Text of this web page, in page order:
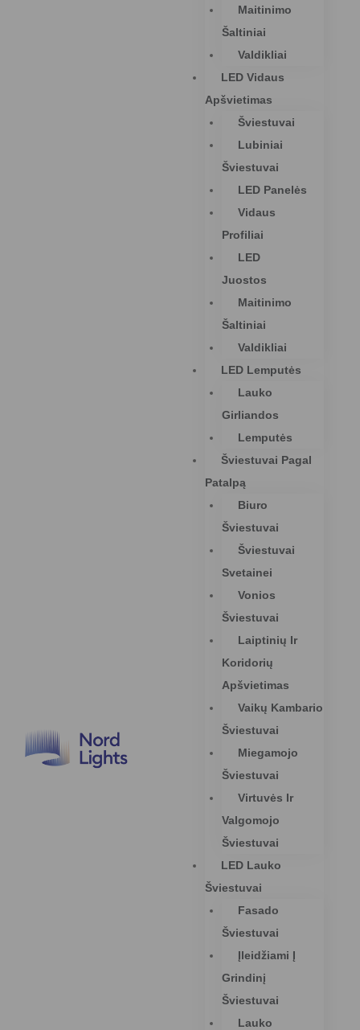
Maitinimo
Šaltiniai
Valdikliai
LED Vidaus
Apšvietimas
Šviestuvai
Lubiniai
Šviestuvai
LED Panelės
Vidaus
Profiliai
LED
Juostos
Maitinimo
Šaltiniai
Valdikliai
LED Lemputės
Lauko
Girliandos
Lemputės
Šviestuvai Pagal
Patalpą
Biuro
Šviestuvai
Šviestuvai
Svetainei
Vonios
Šviestuvai
Laiptinių Ir
Koridorių
Apšvietimas
Vaikų Kambario
Šviestuvai
Miegamojo
Šviestuvai
Virtuvės Ir
Valgomojo
Šviestuvai
LED Lauko
Šviestuvai
Fasado
Šviestuvai
Įleidžiami Į
Grindinį
Šviestuvai
Lauko